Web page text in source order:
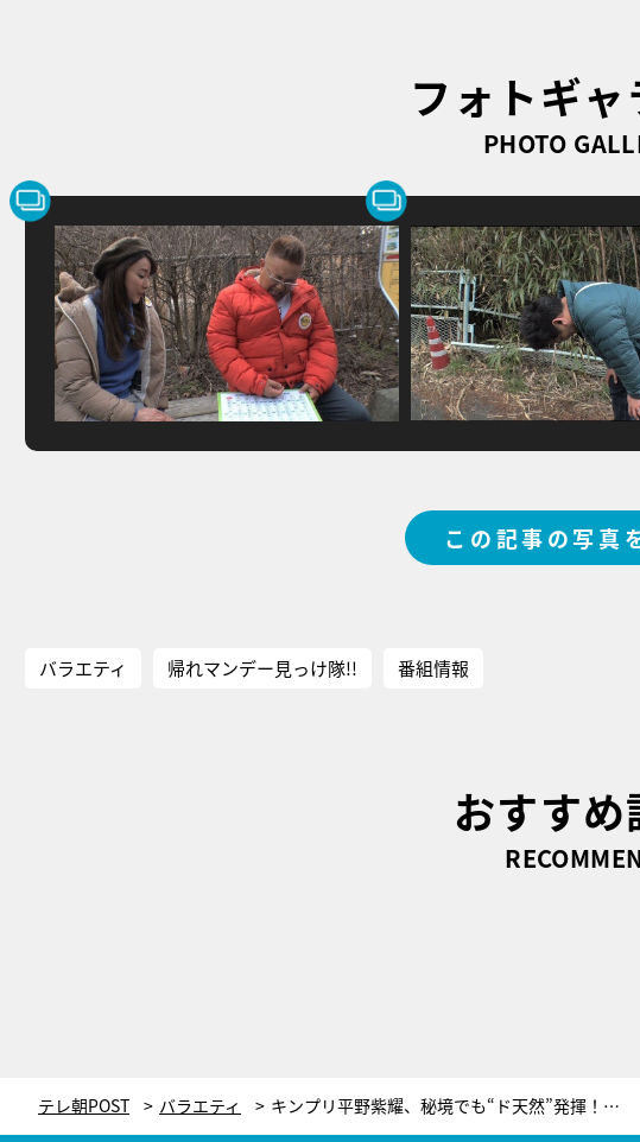
フォトギャ
PHOTO
この記事の写真
バラエティ 帰れマンデー見っけ隊!! 番組情報
おすすめ
テレ朝POST バラエティ キンプリ平野紫耀、秘境でも“ド天然”発揮！浅野ゆう子の体力も限界寸前に